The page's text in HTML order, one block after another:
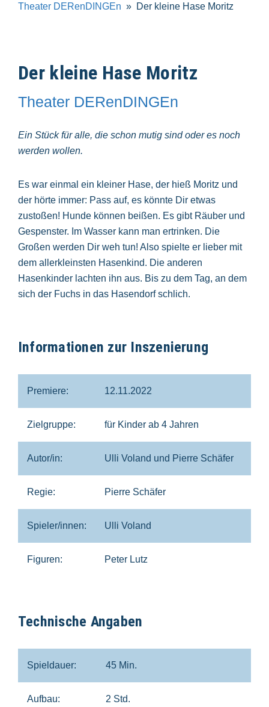
Theater DERenDINGEn Der kleine Hase Moritz
Der kleine Hase Moritz
Theater DERenDINGEn
Ein Stück für alle, die schon mutig sind oder es noch
werden wollen.
Es war einmal ein kleiner Hase, der hieß Moritz und
der hörte immer: Pass auf, es könnte Dir etwas
zustoßen! Hunde können beißen. Es gibt Räuber und
Gespenster. Im Wasser kann man ertrinken. Die
Großen werden Dir weh tun! Also spielte er lieber mit
dem allerkleinsten Hasenkind. Die anderen
Hasenkinder lachten ihn aus. Bis zu dem Tag, an dem
sich der Fuchs in das Hasendorf schlich.
Informationen zur Inszenierung
Premiere: 12.11.2022
Zielgruppe: für Kinder ab 4 Jahren
Autor/in: Ulli Voland und Pierre Schäfer
Regie: Pierre Schäfer
Spieler/innen: Ulli Voland
Figuren: Peter Lutz
Technische Angaben
Spieldauer: 45 Min.
Aufbau: 2 Std.